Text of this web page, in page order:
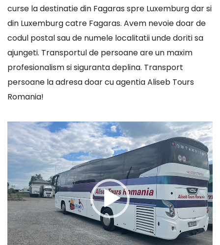
curse la destinatie din Fagaras spre Luxemburg dar si
din Luxemburg catre Fagaras. Avem nevoie doar de
codul postal sau de numele localitatii unde doriti sa
ajungeti. Transportul de persoane are un maxim
profesionalism si siguranta deplina. Transport
persoane la adresa doar cu agentia Aliseb Tours
Romania!
Player
video